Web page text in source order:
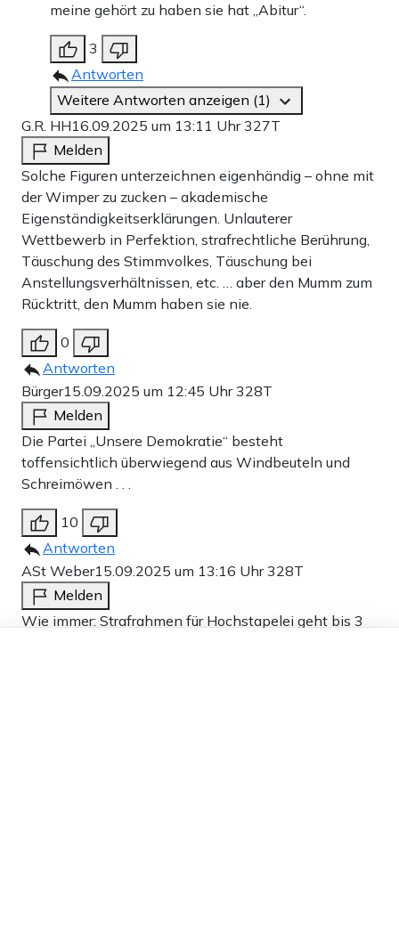
meine gehört zu haben sie hat „Abitur“.
3
Antworten
Weitere Antworten anzeigen (1)
G.R. HH16.09.2025 um 13:11 Uhr327T
Melden
Solche Figuren unterzeichnen eigenhändig – ohne mit
der Wimper zu zucken – akademische
Eigenständigkeitserklärungen. Unlauterer
Wettbewerb in Perfektion, strafrechtliche Berührung,
Täuschung des Stimmvolkes, Täuschung bei
Anstellungsverhältnissen, etc. … aber den Mumm zum
Rücktritt, den Mumm haben sie nie.
0
Antworten
Bürger15.09.2025 um 12:45 Uhr328T
Melden
Die Partei „Unsere Demokratie“ besteht
toffensichtlich überwiegend aus Windbeuteln und
Schreimöwen . . .
10
Antworten
ASt Weber15.09.2025 um 13:16 Uhr328T
Melden
Wie immer: Strafrahmen für Hochstapelei geht bis 3